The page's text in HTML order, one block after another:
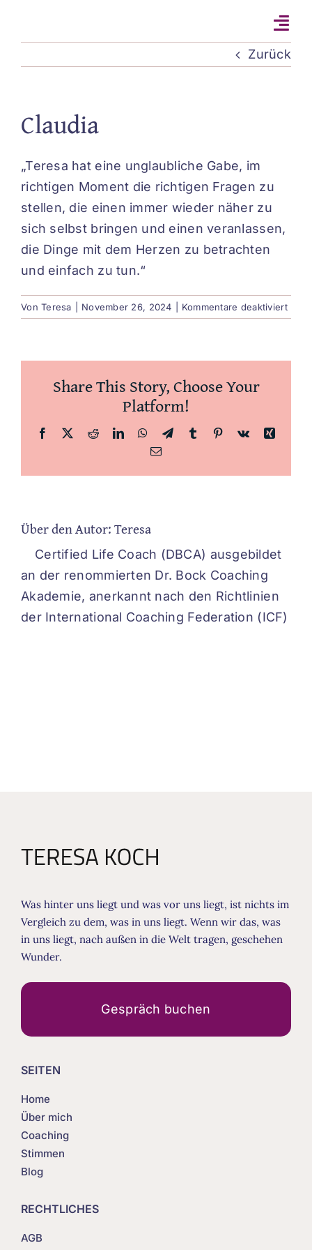
Zurück
Claudia
„Teresa hat eine unglaubliche Gabe, im
richtigen Moment die richtigen Fragen zu
stellen, die einen immer wieder näher zu
sich selbst bringen und einen veranlassen,
die Dinge mit dem Herzen zu betrachten
und einfach zu tun.“
VonTeresa November 26, 2024 Kommentare deaktiviertfür
Share This Story, Choose Your
Platform!
Facebook RedditLinkedInWhatsApp
TelegramTumblr Pinterest
Vk
Xing
E-
Über den Autor:Teresa
Certified Life Coach (DBCA) ausgebildet
an der renommierten Dr. Bock Coaching
Akademie, anerkannt nach den Richtlinien
der International Coaching Federation (ICF)
Was hinter uns liegt und was vor uns liegt, ist nichts im
Vergleich zu dem, was in uns liegt. Wenn wir das, was
in uns liegt, nach außen in die Welt tragen, geschehen
Wunder.
Gespräch buchen
SEITEN
Home
Über mich
Coaching
Stimmen
Blog
RECHTLICHES
AGB